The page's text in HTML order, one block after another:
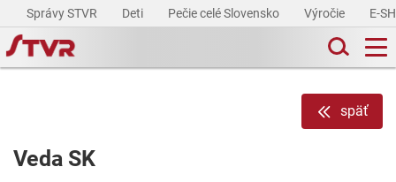
Správy STVR Deti Pečie celé Slovensko Výročie E-
späť
Veda SK